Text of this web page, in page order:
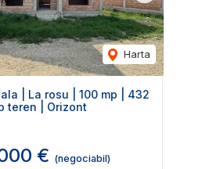
Harta
| La rosu | 100 mp | 432
teren | Orizont
€ (negociabil)